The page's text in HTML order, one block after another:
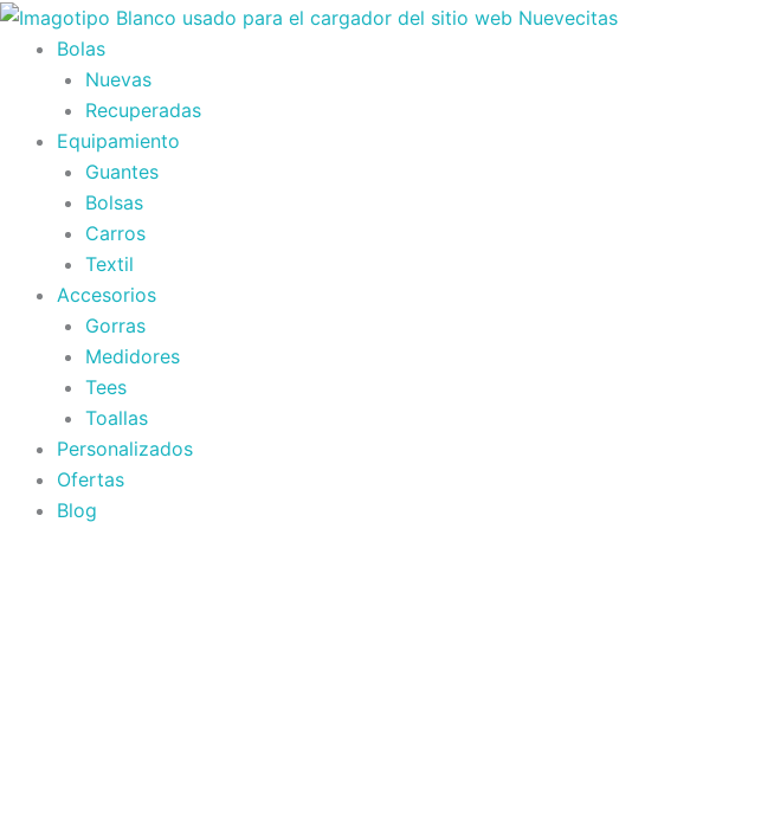
Ir
contenido
Bolas
Nuevas
Recuperadas
Equipamiento
Guantes
Bolsas
Carros
Textil
Accesorios
Gorras
Medidores
Tees
Toallas
Personalizados
Ofertas
Blog